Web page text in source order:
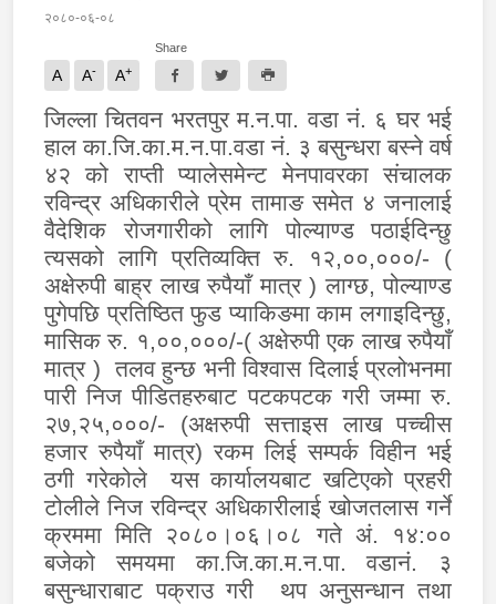
२०८०-०६-०८
A A- A+
Share
जिल्ला चितवन भरतपुर म.न.पा. वडा नं. ६ घर भई
हाल का.जि.का.म.न.पा.वडा नं. ३ बसुन्धरा बस्ने वर्ष
४२ को राप्ती प्यालेसमेन्ट मेनपावरका संचालक
रविन्द्र अधिकारीले प्रेम तामाङ समेत ४ जनालाई
वैदेशिक रोजगारीको लागि पोल्याण्ड पठाईदिन्छु
त्यसको लागि प्रतिव्यक्ति रु. १२,००,०००/- (
अक्षेरुपी बाह्र लाख रुपैयाँ मात्र ) लाग्छ, पोल्याण्ड
पुगेपछि प्रतिष्ठित फुड प्याकिङमा काम लगाइदिन्छु,
मासिक रु. १,००,०००/-( अक्षेरुपी एक लाख रुपैयाँ
मात्र ) तलव हुन्छ भनी विश्वास दिलाई प्रलोभनमा
पारी निज पीडितहरुबाट पटकपटक गरी जम्मा रु.
२७,२५,०००/- (अक्षरुपी सत्ताइस लाख पच्चीस
हजार रुपैयाँ मात्र) रकम लिई सम्पर्क विहीन भई
ठगी गरेकोले यस कार्यालयबाट खटिएको प्रहरी
टोलीले निज रविन्द्र अधिकारीलाई खोजतलास गर्ने
क्रममा मिति २०८०।०६।०८ गते अं. १४:००
बजेको समयमा का.जि.का.म.न.पा. वडानं. ३
बसुन्धाराबाट पक्राउ गरी थप अनुसन्धान तथा